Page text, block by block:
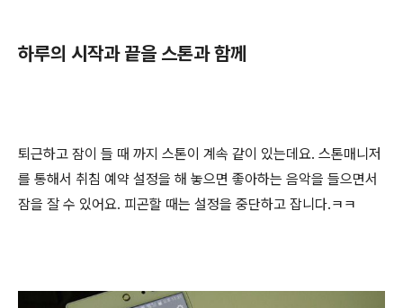
하루의 시작과 끝을 스톤과 함께
퇴근하고 잠이 들 때 까지 스톤이 계속 같이 있는데요. 스톤매니저
를 통해서 취침 예약 설정을 해 놓으면 좋아하는 음악을 들으면서
잠을 잘 수 있어요. 피곤할 때는 설정을 중단하고 잡니다.ㅋㅋ